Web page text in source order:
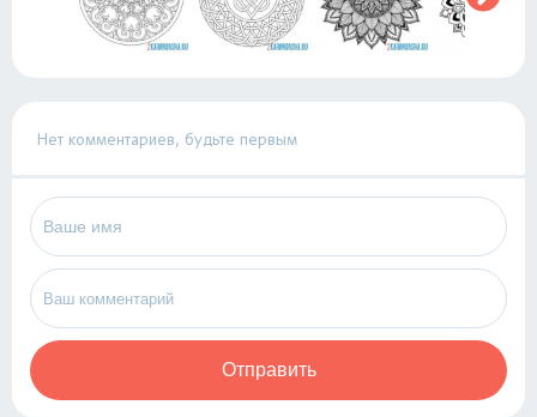
Нет комментариев, будьте первым
Отправить